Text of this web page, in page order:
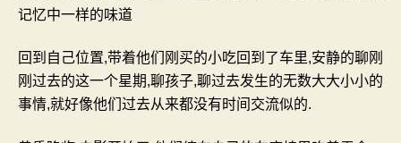
记忆中一样的味道
回到自己位置,带着他们刚买的小吃回到了车里,安静的聊刚
刚过去的这一个星期,聊孩子,聊过去发生的无数大大小小的
事情,就好像他们过去从来都没有时间交流似的.